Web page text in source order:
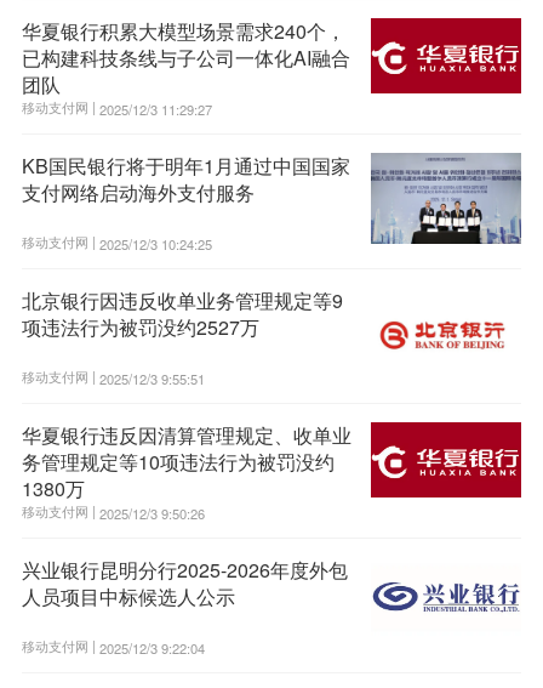
华夏银行积累大模型场景需求240个，
已构建科技条线与子公司一体化AI融合
团队
移动支付网 | 2025/12/3 11:29:27
KB国民银行将于明年1月通过中国国家
支付网络启动海外支付服务
移动支付网 | 2025/12/3 10:24:25
北京银行因违反收单业务管理规定等9
项违法行为被罚没约2527万
移动支付网 | 2025/12/3 9:55:51
华夏银行违反因清算管理规定、收单业
务管理规定等10项违法行为被罚没约
1380万
移动支付网 | 2025/12/3 9:50:26
兴业银行昆明分行2025-2026年度外包
人员项目中标候选人公示
移动支付网 | 2025/12/3 9:22:04